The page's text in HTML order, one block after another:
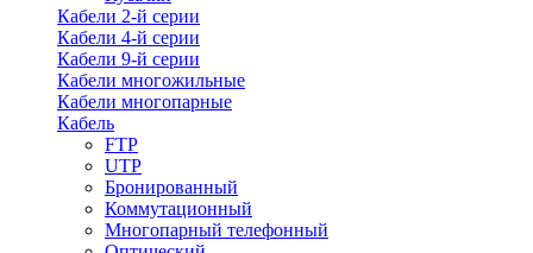
Кабели 2-й серии
Кабели 4-й серии
Кабели 9-й серии
Кабели многожильные
Кабели многопарные
Кабель
FTP
UTP
Бронированный
Коммутационный
Многопарный телефонный